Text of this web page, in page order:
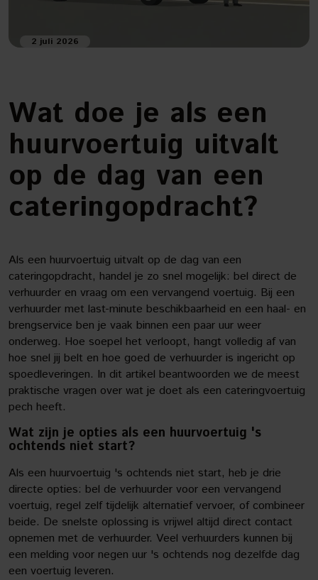
2 juli 2026
Wat doe je als een
huurvoertuig uitvalt
op de dag van een
cateringopdracht?
Als een huurvoertuig uitvalt op de dag van een
cateringopdracht, handel je zo snel mogelijk: bel direct de
verhuurder en vraag om een vervangend voertuig. Bij een
verhuurder met last-minute beschikbaarheid en een haal- en
brengservice ben je vaak binnen een paar uur weer
onderweg. Hoe soepel het verloopt, hangt volledig af van
hoe snel jij belt en hoe goed de verhuurder is ingericht op
spoedleveringen. In dit artikel beantwoorden we de meest
praktische vragen over wat je doet als een cateringvoertuig
pech heeft.
Wat zijn je opties als een huurvoertuig 's
ochtends niet start?
Als een huurvoertuig 's ochtends niet start, heb je drie
directe opties: bel de verhuurder voor een vervangend
voertuig, regel zelf tijdelijk alternatief vervoer, of combineer
beide. De snelste oplossing is vrijwel altijd direct contact
opnemen met de verhuurder. Veel verhuurders kunnen bij
een melding voor negen uur 's ochtends nog dezelfde dag
een voertuig leveren.